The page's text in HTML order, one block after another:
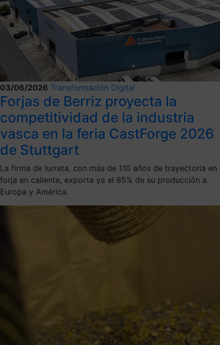
03/06/2026 Transformación Digital
Forjas de Berriz proyecta la
competitividad de la industria
vasca en la feria CastForge 2026
de Stuttgart
La firma de Iurreta, con más de 110 años de trayectoria en
forja en caliente, exporta ya el 85% de su producción a
Europa y América.